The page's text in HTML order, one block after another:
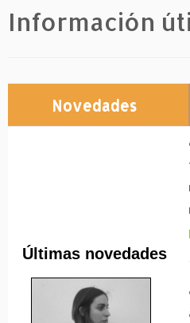
contenido
Información
Novedades
Últimas novedades